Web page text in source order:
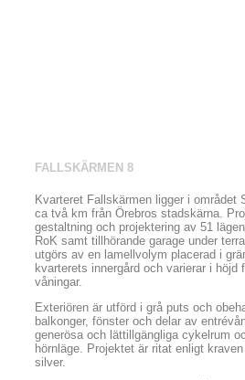
FALLSKÄRMEN 8
Kvarteret Fallskärmen ligger i området
ca två km från Örebros stadskärna.
gestaltning och projektering av 51
RoK samt tillhörande garage under
utgörs av en lamellvolym placerad i
kvarterets innergård och varierar i höjd
våningar.
Exteriören är utförd i grå puts och
balkonger, fönster och delar av
generösa och lättillgängliga cykelrum
hörnläge. Projektet är ritat enligt
silver.